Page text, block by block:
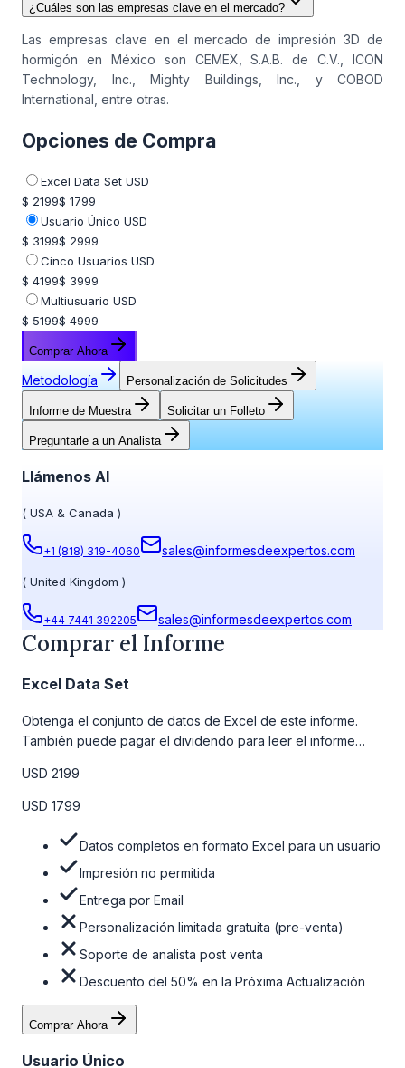
¿Cuáles son las empresas clave en el mercado?
Las empresas clave en el mercado de impresión 3D de
hormigón en México son CEMEX, S.A.B. de C.V., ICON
Technology, Inc., Mighty Buildings, Inc., y COBOD
International, entre otras.
Opciones de Compra
Excel Data Set USD
$ 2199$ 1799
Usuario Único USD
$ 3199$ 2999
Cinco Usuarios USD
$ 4199$ 3999
Multiusuario USD
$ 5199$ 4999
Comprar Ahora
Metodología Personalización de Solicitudes
Informe de Muestra Solicitar un Folleto
Preguntarle a un Analista
Llámenos Al
( USA & Canada )
+1 (818) 319-4060 sales@informesdeexpertos.com
( United Kingdom )
+44 7441 392205 sales@informesdeexpertos.com
Comprar el Informe
Excel Data Set
Obtenga el conjunto de datos de Excel de este informe.
También puede pagar el dividendo para leer el informe
la tabla de precios a continuación.
USD 2199
USD 1799
Datos completos en formato Excel para un usuario
Impresión no permitida
Entrega por Email
Personalización limitada gratuita (pre-venta)
Soporte de analista post venta
Descuento del 50% en la Próxima Actualización
Comprar Ahora
Usuario Único